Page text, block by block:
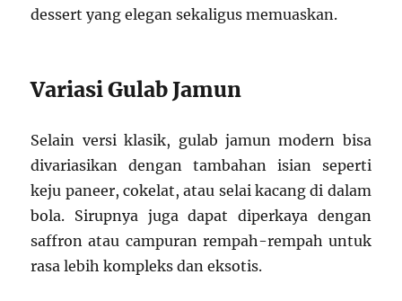
dessert yang elegan sekaligus memuaskan.
Variasi Gulab Jamun
Selain versi klasik, gulab jamun modern bisa
divariasikan dengan tambahan isian seperti
keju paneer, cokelat, atau selai kacang di dalam
bola. Sirupnya juga dapat diperkaya dengan
saffron atau campuran rempah-rempah untuk
rasa lebih kompleks dan eksotis.